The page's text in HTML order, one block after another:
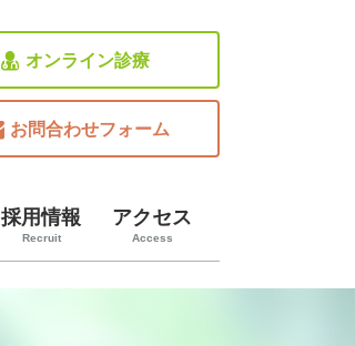
オンライン診療
お問合わせフォーム
採用情報
Recruit
アクセス
Access